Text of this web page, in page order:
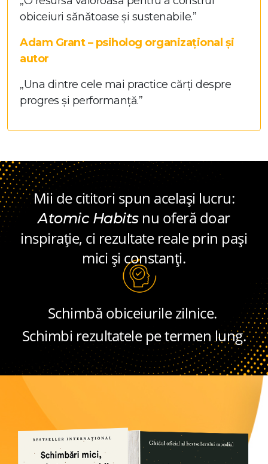
obiceiuri sănătoase și sustenabile.”
Adam Grant – psiholog organizațional și
autor
„Una dintre cele mai practice cărți despre
progres și performanță.”
Mii de cititori spun același lucru:
Atomic Habitsnu oferă doar
inspirație, ci rezultate reale prin pași
mici și constanți.
Schimbă obiceiurile zilnice.
Schimbi rezultatele pe termen lung.